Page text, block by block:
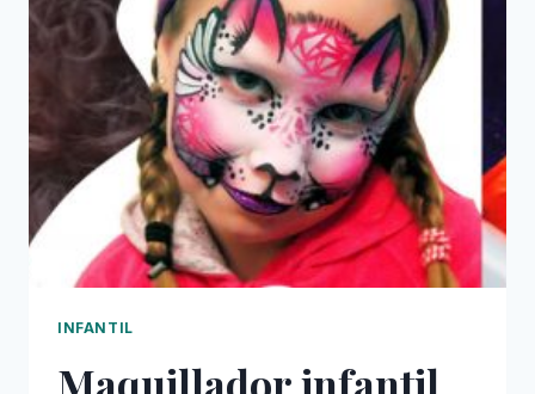
INFANTIL
Maquillador infantil